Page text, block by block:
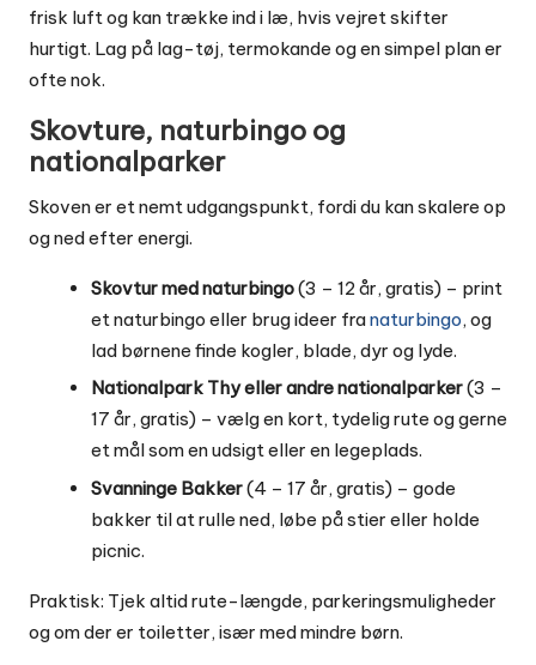
frisk luft og kan trække ind i læ, hvis vejret skifter
hurtigt. Lag på lag-tøj, termokande og en simpel plan er
ofte nok.
Skovture, naturbingo og
nationalparker
Skoven er et nemt udgangspunkt, fordi du kan skalere op
og ned efter energi.
Skovtur med naturbingo(3 – 12 år, gratis) – print
et naturbingo eller brug ideer franaturbingo, og
lad børnene finde kogler, blade, dyr og lyde.
Nationalpark Thy eller andre nationalparker(3 –
17 år, gratis) – vælg en kort, tydelig rute og gerne
et mål som en udsigt eller en legeplads.
Svanninge Bakker(4 – 17 år, gratis) – gode
bakker til at rulle ned, løbe på stier eller holde
picnic.
Praktisk: Tjek altid rute-længde, parkeringsmuligheder
og om der er toiletter, især med mindre børn.